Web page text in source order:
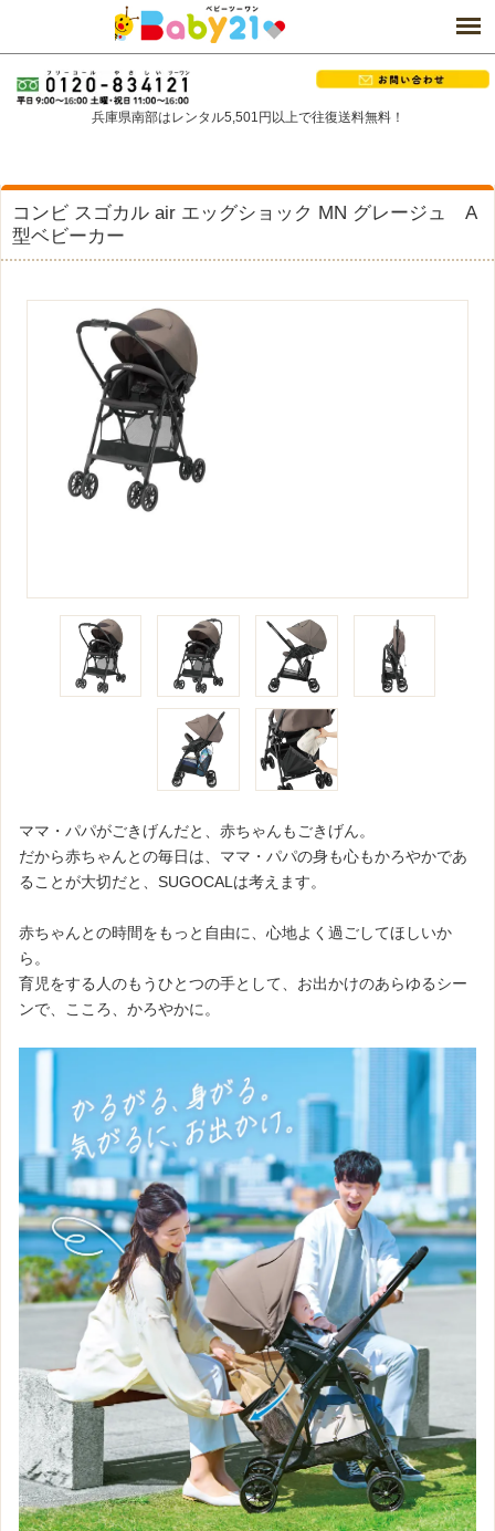
兵庫県南部はレンタル5,501円以上で往復送料無料！
コンビ スゴカル air エッグショック MN グレージュ A
型ベビーカー
ママ・パパがごきげんだと、赤ちゃんもごきげん。
だから赤ちゃんとの毎日は、ママ・パパの身も心もかろやかであ
ることが大切だと、SUGOCALは考えます。
赤ちゃんとの時間をもっと自由に、心地よく過ごしてほしいか
ら。
育児をする人のもうひとつの手として、お出かけのあらゆるシー
ンで、こころ、かろやかに。